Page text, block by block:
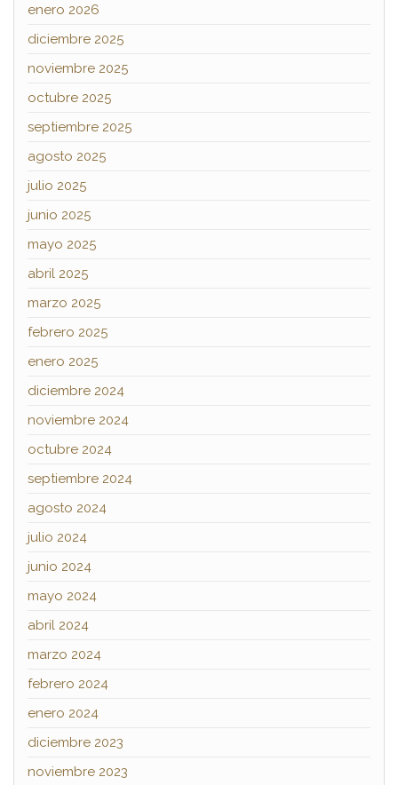
enero 2026
diciembre 2025
noviembre 2025
octubre 2025
septiembre 2025
agosto 2025
julio 2025
junio 2025
mayo 2025
abril 2025
marzo 2025
febrero 2025
enero 2025
diciembre 2024
noviembre 2024
octubre 2024
septiembre 2024
agosto 2024
julio 2024
junio 2024
mayo 2024
abril 2024
marzo 2024
febrero 2024
enero 2024
diciembre 2023
noviembre 2023